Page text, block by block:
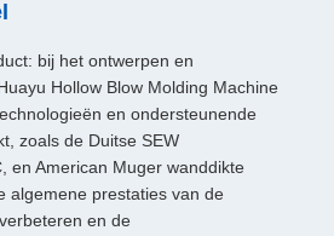
bij het ontwerpen en
Hollow Blow Molding Machine
en ondersteunende
zoals de Duitse SEW
en American Muger wanddikte
algemene prestaties van de
en de